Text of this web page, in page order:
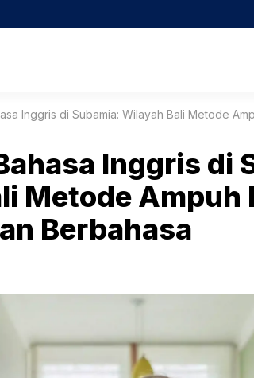
Inggris di Subamia: Wilayah Bali Metode
Inggris di
Metode Ampuh
Berbahasa